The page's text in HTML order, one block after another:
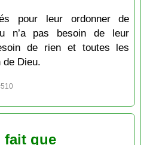
pour leur ordonner de
n’a pas besoin de leur
de rien et toutes les
de Dieu.
fait que